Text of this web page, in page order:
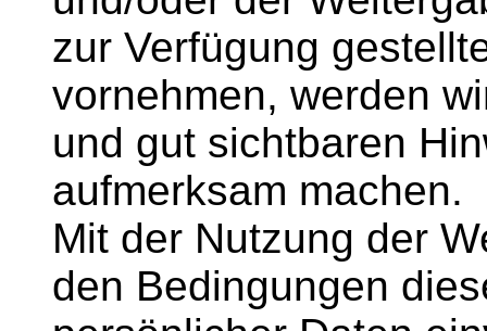
zur Verfügung
vornehmen, werden
und gut sichtbaren
aufmerksam machen.
Mit der Nutzung der
den Bedingungen